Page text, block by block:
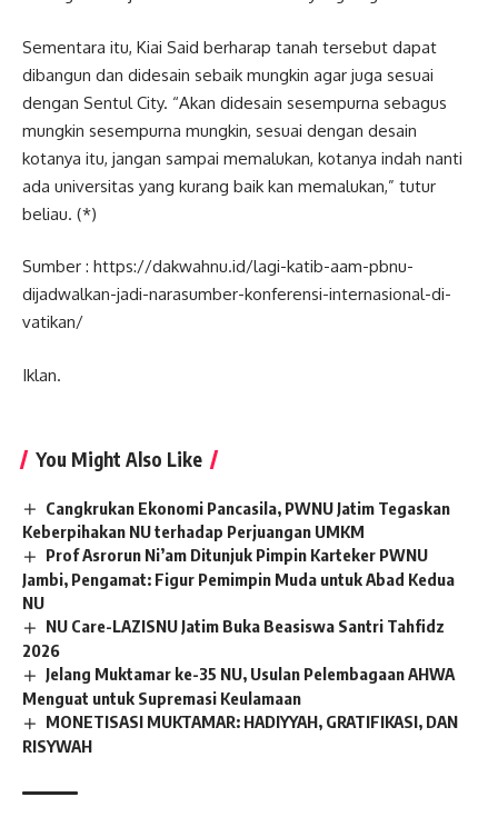
Sementara itu, Kiai Said berharap tanah tersebut dapat
dibangun dan didesain sebaik mungkin agar juga sesuai
dengan Sentul City. “Akan didesain sesempurna sebagus
mungkin sesempurna mungkin, sesuai dengan desain
kotanya itu, jangan sampai memalukan, kotanya indah nanti
ada universitas yang kurang baik kan memalukan,” tutur
beliau. (*)
Sumber : https://dakwahnu.id/lagi-katib-aam-pbnu-
dijadwalkan-jadi-narasumber-konferensi-internasional-di-
vatikan/
Iklan.
You Might Also Like
Cangkrukan Ekonomi Pancasila, PWNU Jatim Tegaskan
Keberpihakan NU terhadap Perjuangan UMKM
Prof Asrorun Ni’am Ditunjuk Pimpin Karteker PWNU
Jambi, Pengamat: Figur Pemimpin Muda untuk Abad Kedua
NU
NU Care-LAZISNU Jatim Buka Beasiswa Santri Tahfidz
2026
Jelang Muktamar ke-35 NU, Usulan Pelembagaan AHWA
Menguat untuk Supremasi Keulamaan
MONETISASI MUKTAMAR: HADIYYAH, GRATIFIKASI, DAN
RISYWAH